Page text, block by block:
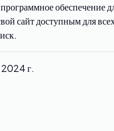
обеспечение
сайт доступным для
г.